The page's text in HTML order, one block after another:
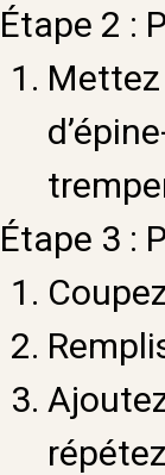
Étape 2 :
Étape 3 :